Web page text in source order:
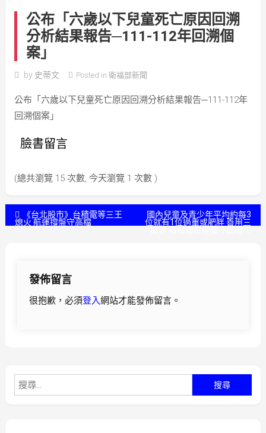
公布「六歲以下兒童死亡原因回溯
分析結果報告─111-112年回溯個
案」
by 史蒂文 Posted in 衛福部新聞
公布「六歲以下兒童死亡原因回溯分析結果報告─111-112年
回溯個案」
臉書留言
(總共瀏覽 15 次數, 今天瀏覽 1 次數 )
文 《台北股市》台積電等三王
熄火 航運撐盤守高檔
國內兒童及青少年平均約每3
位就有1位過重或肥胖 善用三
發佈留言
很抱歉，必須登入網站才能發佈留言。
尋